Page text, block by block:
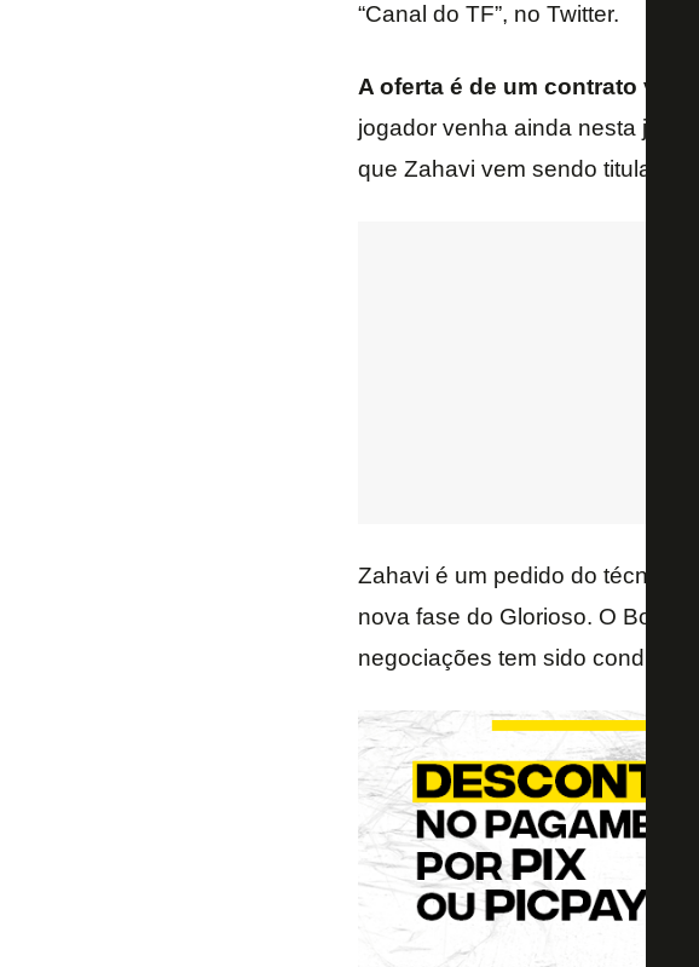
“Canal do TF”, no Twitter.
A oferta é de um contrato
jogador venha ainda nesta
que Zahavi vem sendo titular no
Zahavi é um pedido do técnico
nova fase do Glorioso. O
negociações tem sido